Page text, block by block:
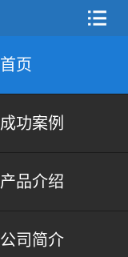
首页
成功案例
产品介绍
公司简介